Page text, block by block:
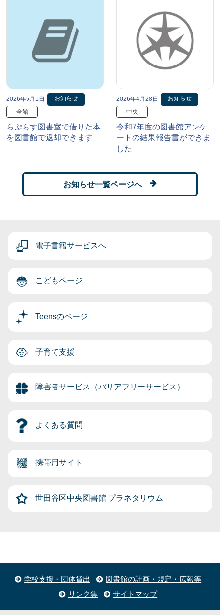
2026年5月1日
お知らせ
全館
らぷらす図書室で借りた本
を図書館で返却できます
2026年4月28日
お知らせ
中央
令和7年度の図書館アンケ
ートの結果報告書ができま
した
お知らせ一覧ページへ
電子書籍サービスへ
こどもページ
Teensのページ
子育て支援
障害者サービス（バリアフリーサービス）
よくある質問
携帯用サイト
世田谷区中央図書館 プラネタリウム
学校支援・団体貸出
図書館の計画・規定・広報等
リンク集
サイトマップ